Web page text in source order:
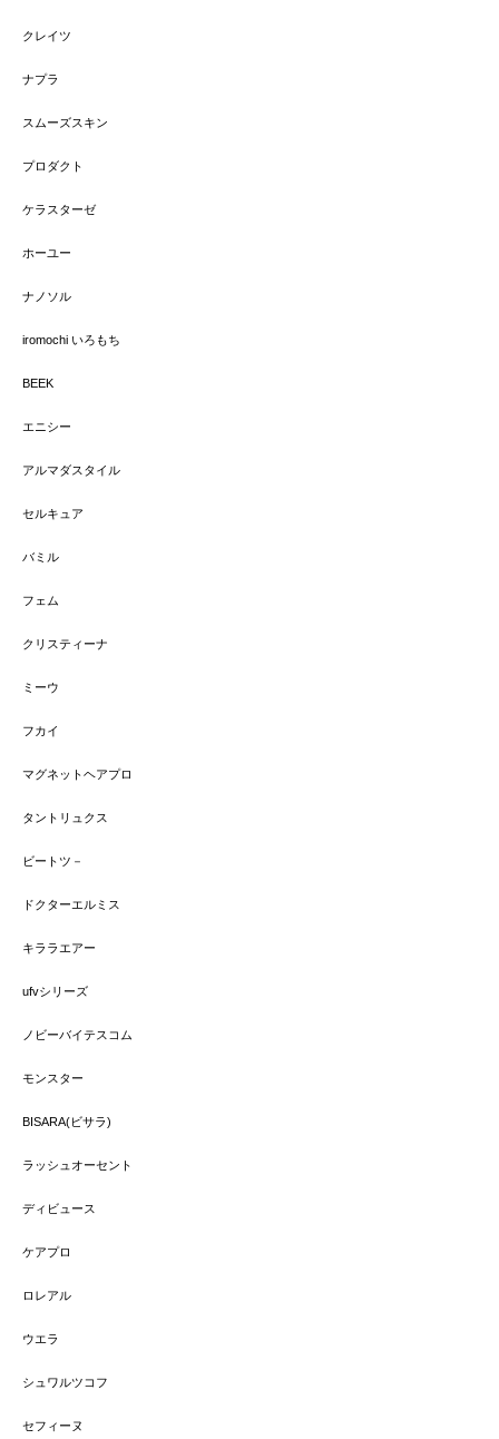
クレイツ
ナプラ
スムーズスキン
プロダクト
ケラスターゼ
ホーユー
ナノソル
iromochi いろもち
BEEK
エニシー
アルマダスタイル
セルキュア
バミル
フェム
クリスティーナ
ミーウ
フカイ
マグネットヘアプロ
タントリュクス
ビートツ－
ドクターエルミス
キララエアー
ufvシリーズ
ノビーバイテスコム
モンスター
BISARA(ビサラ)
ラッシュオーセント
ディビュース
ケアプロ
ロレアル
ウエラ
シュワルツコフ
セフィーヌ